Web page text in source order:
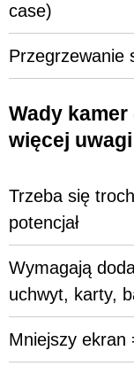
case)
Przegrzewanie
Wady
więcej uwagi
Trzeba się
potencjał
Wymagają
uchwyt, karty,
Mniejszy ekran